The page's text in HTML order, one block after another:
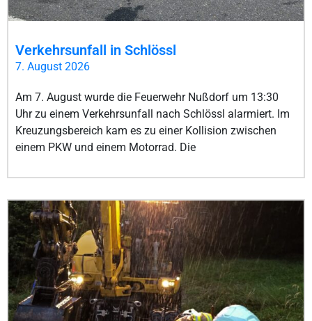
Verkehrsunfall in Schlössl
7. August 2026
Am 7. August wurde die Feuerwehr Nußdorf um 13:30
Uhr zu einem Verkehrsunfall nach Schlössl alarmiert. Im
Kreuzungsbereich kam es zu einer Kollision zwischen
einem PKW und einem Motorrad. Die